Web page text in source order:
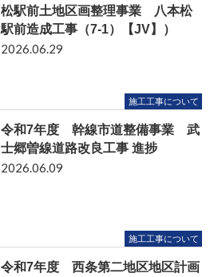
松駅前土地区画整理事業 八本松
駅前造成工事（7-1）【JV】）
施工工事について
2026.06.29
令和7年度 幹線市道整備事業 武
士郷曽線道路改良工事 進捗
施工工事について
2026.06.09
令和7年度 西条第二地区地区計画